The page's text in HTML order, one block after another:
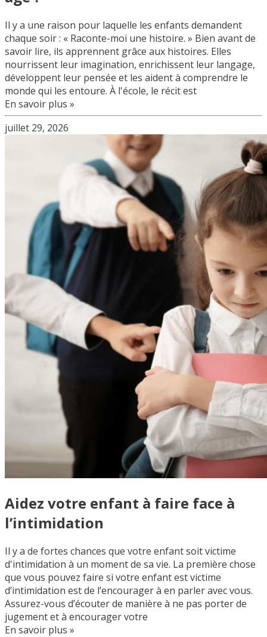
Il y a une raison pour laquelle les enfants demandent
chaque soir : « Raconte-moi une histoire. » Bien avant de
savoir lire, ils apprennent grâce aux histoires. Elles
nourrissent leur imagination, enrichissent leur langage,
développent leur pensée et les aident à comprendre le
monde qui les entoure. À l'école, le récit est
En savoir plus »
juillet 29, 2026
Aidez votre enfant à faire face à
l’intimidation
Il y a de fortes chances que votre enfant soit victime
d'intimidation à un moment de sa vie. La première chose
que vous pouvez faire si votre enfant est victime
d’intimidation est de l’encourager à en parler avec vous.
Assurez-vous d’écouter de manière à ne pas porter de
jugement et à encourager votre
En savoir plus »